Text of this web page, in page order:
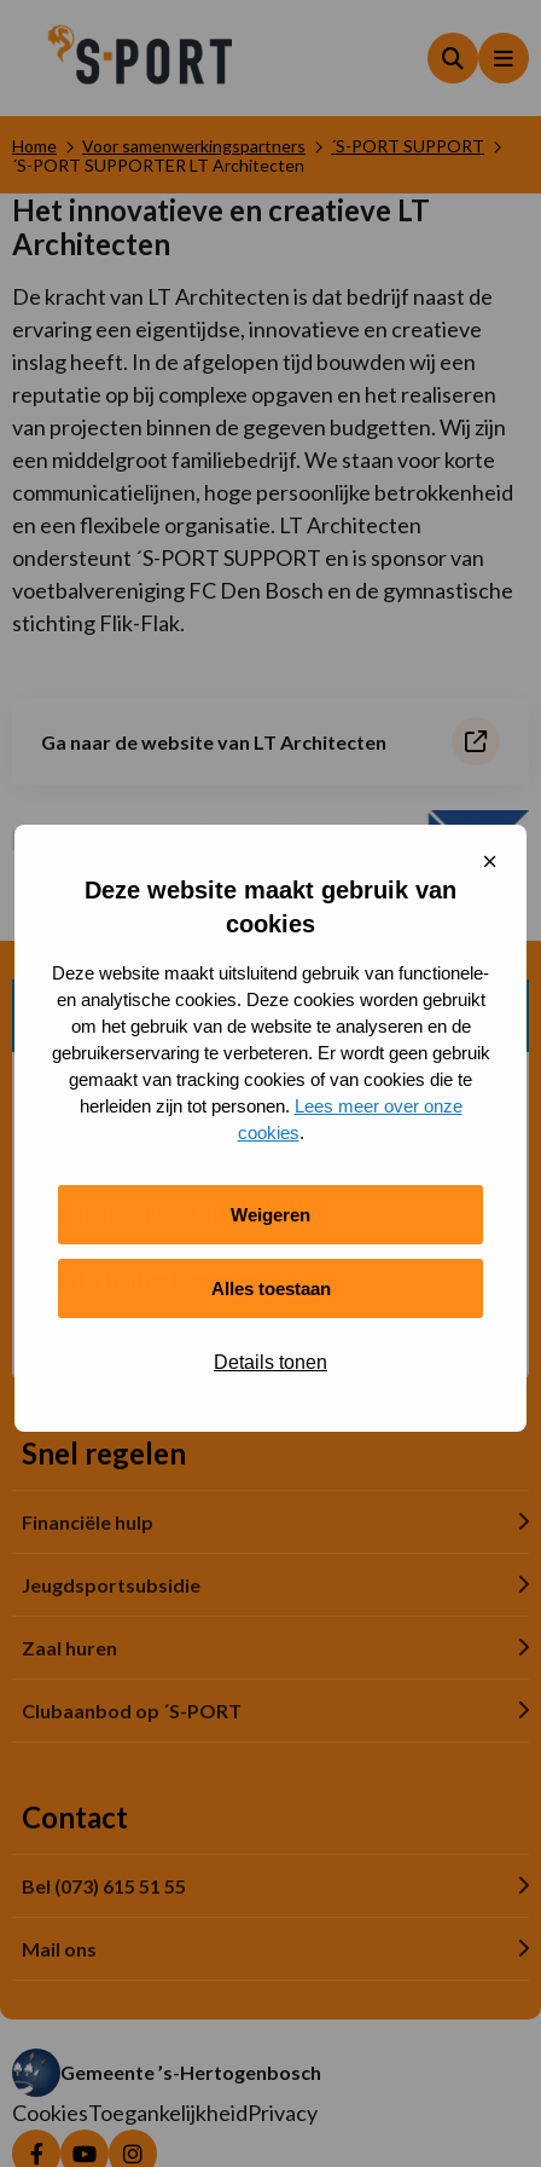
Deze website maakt gebruik van
cookies
Deze website maakt uitsluitend gebruik van functionele-
en analytische cookies. Deze cookies worden gebruikt
om het gebruik van de website te analyseren en de
gebruikerservaring te verbeteren. Er wordt geen gebruik
gemaakt van tracking cookies of van cookies die te
herleiden zijn tot personen. Lees meer over onze
cookies.
Weigeren
Alles toestaan
Details tonen
Sluit
Zoeken
Home Voor samenwerkingspartners
´S-PORT SUPPORT
´S-PORT SUPPORTER LT Architecten
Het innovatieve en creatieve LT
Architecten
De kracht van LT Architecten is dat bedrijf naast de
ervaring een eigentijdse, innovatieve en creatieve
inslag heeft. In de afgelopen tijd bouwden wij een
reputatie op bij complexe opgaven en het realiseren
van projecten binnen de gegeven budgetten. Wij zijn
een middelgroot familiebedrijf. We staan voor korte
communicatielijnen, hoge persoonlijke betrokkenheid
en een flexibele organisatie. LT Architecten
ondersteunt ´S-PORT SUPPORT en is sponsor van
voetbalvereniging FC Den Bosch en de gymnastische
stichting Flik-Flak.
Ga naar de website van LT Architecten
website
van
Zoek beweegvorm
Bosch beweegaanbod
Sporten met beperking
Beweegaanbod 50+
Gratis buiten bewegen
Snel regelen
Financiële hulp
Jeugdsportsubsidie
Zaal huren
Clubaanbod op ´S-PORT
Contact
Bel (073) 615 51 55
Mail ons
Gemeente ’s-Hertogenbosch
CookiesToegankelijkheidPrivacy